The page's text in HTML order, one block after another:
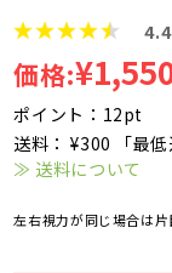
4.4
価格:
ポイント：12pt
送料： ¥300 「最低
≫ 送料について
左右視力が同じ場合は片